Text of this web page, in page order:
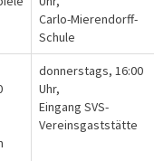
Carlo-Mierendorff-
Schule
donnerstags, 16:00
Uhr,
Eingang SVS-
Vereinsgaststätte